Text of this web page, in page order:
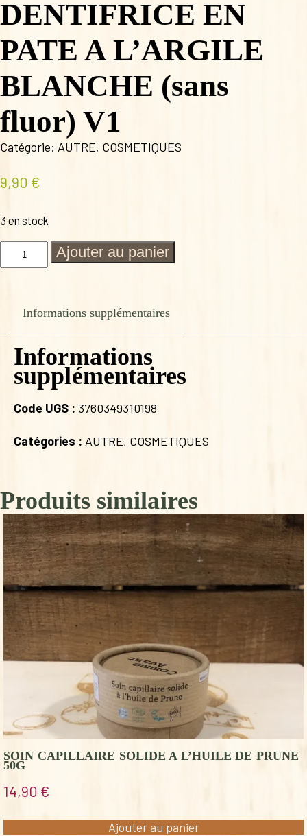
DENTIFRICE EN
PATE A L’ARGILE
BLANCHE (sans
fluor) V1
Catégorie: AUTRE, COSMETIQUES
9,90 €
3 en stock
quantité
L'ARGILE
BLANCHE
(sans
fluor)
Ajouter au panier
Informations supplémentaires
Informations
supplémentaires
Code UGS : 3760349310198
Catégories : AUTRE, COSMETIQUES
Produits similaires
SOIN CAPILLAIRE SOLIDE A L’HUILE DE PRUNE
50G
14,90 €
Ajouter au panier